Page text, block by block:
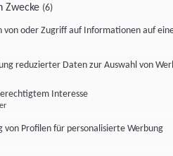
Zwecke (6)
von oder Zugriff auf Informationen auf
reduzierter Daten zur Auswahl von
Interesse
von Profilen für personalisierte Werbung